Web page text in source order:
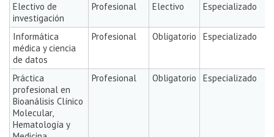
Electivo de
investigación
Profesional Electivo Especializado
Informática
médica y ciencia
de datos
Profesional Obligatorio Especializado
Práctica
profesional en
Bioanálisis Clínico
Molecular,
Hematología y
Profesional Obligatorio Especializado